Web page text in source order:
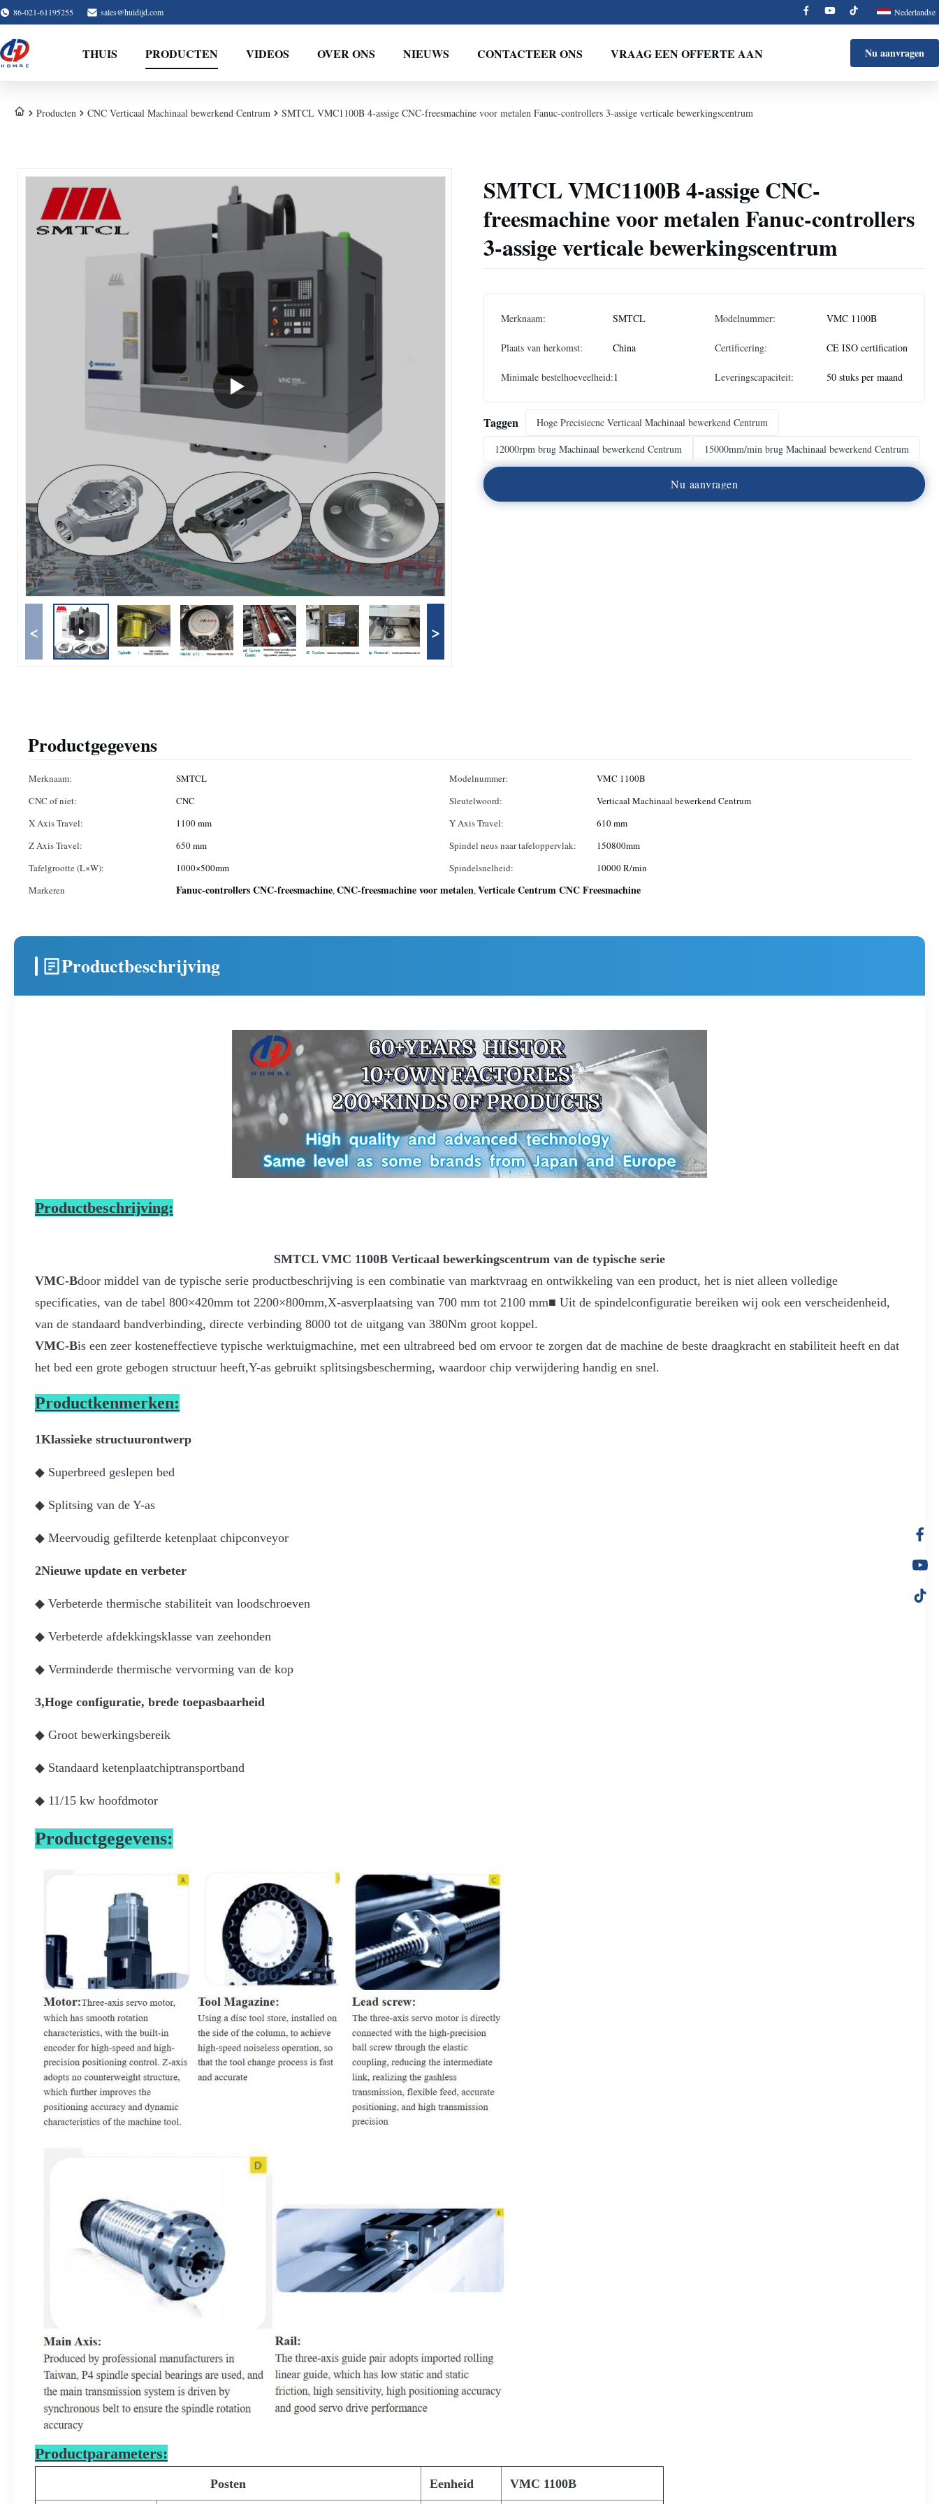
86-021-61195255 sales@huidijd.com Nederlandse
THUIS PRODUCTEN VIDEOS OVER ONS NIEUWS CONTACTEER ONS VRAAG EEN OFFERTE AAN Nu aanvragen
Producten CNC Verticaal Machinaal bewerkend Centrum SMTCL VMC1100B 4-assige CNC-freesmachine voor metalen Fanuc-controllers 3-assige verticale bewerkingscentrum
< >
SMTCL VMC1100B 4-assige CNC-
freesmachine voor metalen Fanuc-controllers
3-assige verticale bewerkingscentrum
Merknaam: SMTCL Modelnummer: VMC 1100B
Plaats van herkomst: China Certificering: CE ISO certification
Minimale bestelhoeveelheid:1 Leveringscapaciteit: 50 stuks per maand
Taggen
Hoge Precisiecnc Verticaal Machinaal bewerkend Centrum
12000rpm brug Machinaal bewerkend Centrum
15000mm/min brug Machinaal bewerkend Centrum
Nu aanvragen
Productgegevens
Merknaam: SMTCL Modelnummer:
VMC 1100B
CNC of niet:
CNC Sleutelwoord:
Verticaal Machinaal bewerkend Centrum
X Axis Travel:
1100 mm Y Axis Travel:
610 mm
Z Axis Travel:
650 mm Spindel neus naar tafeloppervlak:
150800mm
Tafelgrootte (L×W):
1000×500mm Spindelsnelheid:
10000 R/min
Markeren
Fanuc-controllers CNC-freesmachine,CNC-freesmachine voor metalen,Verticale Centrum CNC Freesmachine
Productbeschrijving
Productbeschrijving:
SMTCL VMC 1100B Verticaal bewerkingscentrum van de typische serie
VMC-Bdoor middel van de typische serie productbeschrijving is een combinatie van marktvraag en ontwikkeling van een product, het is niet alleen volledige
specificaties, van de tabel 800×420mm tot 2200×800mm,X-asverplaatsing van 700 mm tot 2100 mm■ Uit de spindelconfiguratie bereiken wij ook een verscheidenheid,
van de standaard bandverbinding, directe verbinding 8000 tot de uitgang van 380Nm groot koppel.
VMC-Bis een zeer kosteneffectieve typische werktuigmachine, met een ultrabreed bed om ervoor te zorgen dat de machine de beste draagkracht en stabiliteit heeft en dat
het bed een grote gebogen structuur heeft,Y-as gebruikt splitsingsbescherming, waardoor chip verwijdering handig en snel.
Productkenmerken:
1Klassieke structuurontwerp
◆ Superbreed geslepen bed
◆ Splitsing van de Y-as
◆ Meervoudig gefilterde ketenplaat chipconveyor
2Nieuwe update en verbeter
◆ Verbeterde thermische stabiliteit van loodschroeven
◆ Verbeterde afdekkingsklasse van zeehonden
◆ Verminderde thermische vervorming van de kop
3,Hoge configuratie, brede toepasbaarheid
◆ Groot bewerkingsbereik
◆ Standaard ketenplaatchiptransportband
◆ 11/15 kw hoofdmotor
Productgegevens:
Productparameters:
Posten Eenheid VMC 1100B